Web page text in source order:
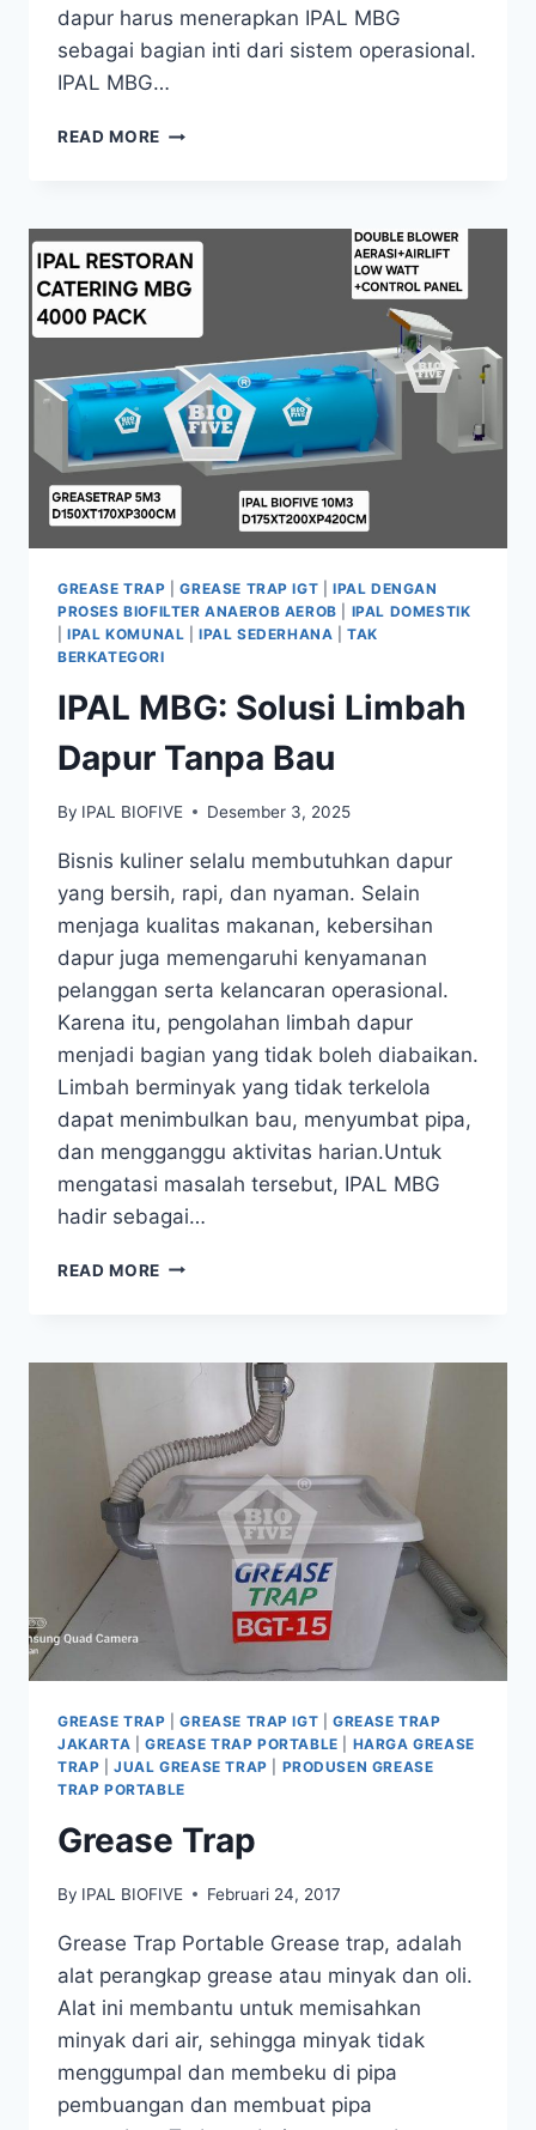
dapur harus menerapkan IPAL MBG
sebagai bagian inti dari sistem operasional.
IPAL MBG…
READ MORE IPAL
DAPUR
MAKAN
BERGIZI
YANG
RAMAH
LINGKUNGAN
GREASE TRAP |GREASE TRAP IGT |IPAL DENGAN
PROSES BIOFILTER ANAEROB AEROB
IPAL DOMESTIK
|IPAL KOMUNAL |IPAL SEDERHANA |TAK
BERKATEGORI
IPAL MBG: Solusi Limbah
Dapur Tanpa Bau
By IPAL BIOFIVE Desember 3, 2025
Bisnis kuliner selalu membutuhkan dapur
yang bersih, rapi, dan nyaman. Selain
menjaga kualitas makanan, kebersihan
dapur juga memengaruhi kenyamanan
pelanggan serta kelancaran operasional.
Karena itu, pengolahan limbah dapur
menjadi bagian yang tidak boleh diabaikan.
Limbah berminyak yang tidak terkelola
dapat menimbulkan bau, menyumbat pipa,
dan mengganggu aktivitas harian.Untuk
mengatasi masalah tersebut, IPAL MBG
hadir sebagai…
READ MORE IPAL
DAPUR
GREASE TRAP |GREASE TRAP IGT |GREASE TRAP
JAKARTA
GREASE TRAP PORTABLE
HARGA GREASE
TRAP |JUAL GREASE TRAP
PRODUSEN GREASE
TRAP PORTABLE
Grease Trap
By IPAL BIOFIVE Februari 24, 2017
Grease Trap Portable Grease trap, adalah
alat perangkap grease atau minyak dan oli.
Alat ini membantu untuk memisahkan
minyak dari air, sehingga minyak tidak
menggumpal dan membeku di pipa
pembuangan dan membuat pipa